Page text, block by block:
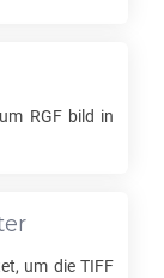
RGFbild in
um die TIFF